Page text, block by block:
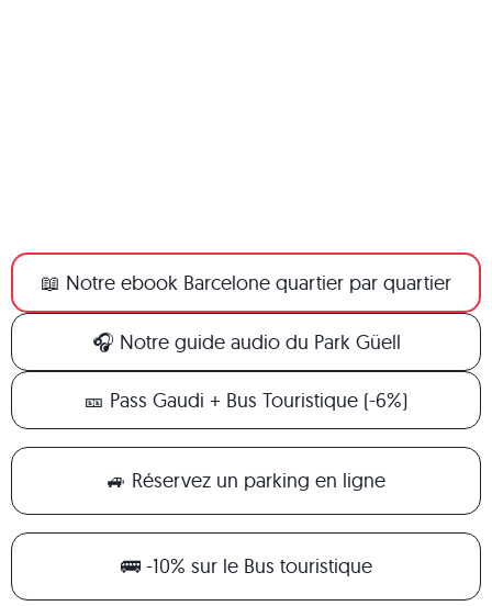
📖 Notre ebook Barcelone quartier par quartier
🎧 Notre guide audio du Park Güell
🎫 Pass Gaudi + Bus Touristique (-6%)
🚙 Réservez un parking en ligne
🚌 -10% sur le Bus touristique